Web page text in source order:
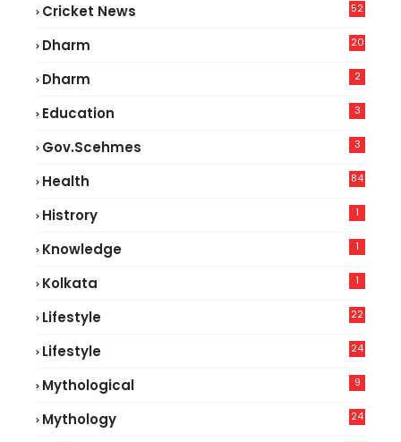
Cricket News
52
Dharm 20
Dharm 2
Education 3
Gov.scehmes 3
Health
84
Histrory 1
Knowledge 1
Kolkata 1
Lifestyle
22
Lifestyle
24
Mythological 9
Mythology 24